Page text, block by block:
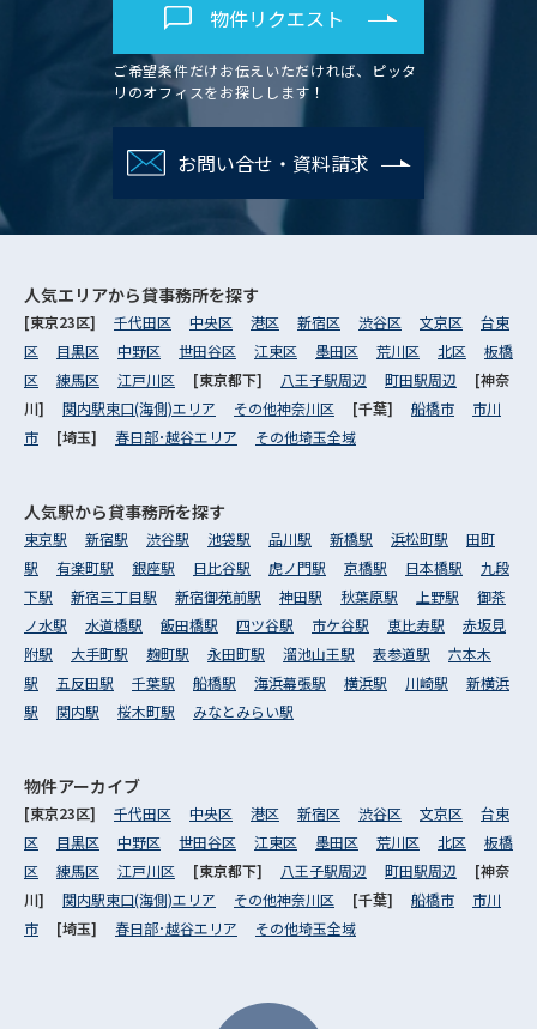
物件リクエスト
ご希望条件だけお伝えいただければ、ピッタ
リのオフィスをお探しします！
お問い合せ・資料請求
人気エリアから貸事務所を探す
[東京23区] 千代田区 中央区 港区 新宿区 渋谷区 文京区
台東
区
目黒区 中野区 世田谷区 江東区 墨田区 荒川区 北区
板橋
区
練馬区 江戸川区 [東京都下] 八王子駅周辺 町田駅周辺
[神奈
川] 関内駅東口(海側)エリア その他神奈川区 [千葉] 船橋市
市川
市
[埼玉] 春日部･越谷エリア その他埼玉全域
人気駅から貸事務所を探す
東京駅 新宿駅 渋谷駅 池袋駅 品川駅 新橋駅 浜松町駅
田町
駅
有楽町駅 銀座駅 日比谷駅 虎ノ門駅 京橋駅 日本橋駅
九段
下駅
新宿三丁目駅 新宿御苑前駅 神田駅 秋葉原駅 上野駅
御茶
ノ水駅
水道橋駅 飯田橋駅 四ツ谷駅 市ケ谷駅 恵比寿駅
赤坂見
附駅
大手町駅 麹町駅 永田町駅 溜池山王駅 表参道駅
六本木
駅
五反田駅 千葉駅 船橋駅 海浜幕張駅 横浜駅 川崎駅
新横浜
駅
関内駅 桜木町駅 みなとみらい駅
物件アーカイブ
[東京23区] 千代田区 中央区 港区 新宿区 渋谷区 文京区
台東
区
目黒区 中野区 世田谷区 江東区 墨田区 荒川区 北区
板橋
区
練馬区 江戸川区 [東京都下] 八王子駅周辺 町田駅周辺
[神奈
川] 関内駅東口(海側)エリア その他神奈川区 [千葉] 船橋市
市川
市
[埼玉] 春日部･越谷エリア その他埼玉全域